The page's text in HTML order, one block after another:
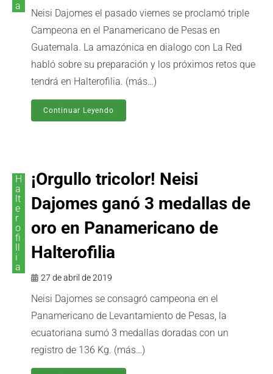
a
Neisi Dajomes el pasado viernes se proclamó triple
Campeona en el Panamericano de Pesas en
Guatemala. La amazónica en dialogo con La Red
habló sobre su preparación y los próximos retos que
tendrá en Halterofilia. (más…)
Continuar Leyendo
H
a
lt
e
r
o
fi
i
a
¡Orgullo tricolor! Neisi
Dajomes ganó 3 medallas de
oro en Panamericano de
Halterofilia
27 de abril de 2019
Neisi Dajomes se consagró campeona en el
Panamericano de Levantamiento de Pesas, la
ecuatoriana sumó 3 medallas doradas con un
registro de 136 Kg. (más…)